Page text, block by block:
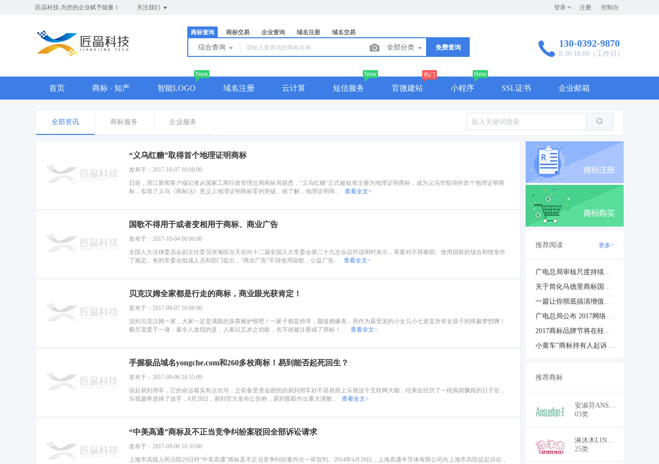
匠晶科技-为您的企业赋予能量！ 关注我们 登录 注册 控制台
商标查询 商标交易 企业查询 域名注册 域名交易
综合查询 全部分类 免费查询 130-0392-9870
8:30-18:00（工作日）
首页 商标 · 知产 智能LOGO
New
域名注册 云计算 短信服务
New
官微建站
热门
小程序
New
SSL证书 企业邮箱
全部资讯 商标服务 企业服务
“义乌红糖”取得首个地理证明商标
发布于：2017-10-07 10:08:00
日前，浙江新闻客户端记者从国家工商行政管理总局商标局获悉，“义乌红糖”正式被核准注册为地理证明商标，成为义乌市取得的首个地理证明商
标，实现了义乌《商标法》意义上地理证明商标零的突破。据了解，地理证明商...
查看全文>
国歌不得用于或者变相用于商标、商业广告
发布于：2017-10-04 00:00:00
全国人大法律委员会副主任委员张海阳当天在向十二届全国人大常委会第二十九次会议作说明时表示，草案对不得奏唱、使用国歌的场合和情形作
了规定。有的常委会组成人员和部门提出，“商业广告”不得使用国歌，公益广告...
查看全文>
贝克汉姆全家都是行走的商标，商业眼光获肯定！
发布于：2017-09-07 10:08:00
说到贝克汉姆一家，大家一定是满眼的羡慕嫉妒恨吧！一家子都是帅哥，颜值都爆表，而作为最受宠的小女儿小七更是所有女孩子的终极梦想啊！
极尽宠爱于一身，最令人发指的是，人家以五岁之幼龄，名字就被注册成了商标！...
查看全文>
手握极品域名yongche.com和260多枚商标！易到能否起死回生？
发布于：2017-09-06 18:55:09
说起易到用车，它的命运着实有点坎坷，之前备受资金困扰的易到用车好不容易搭上乐视这个互联网大咖，结果在经历了一段风雨飘摇的日子后，
乐视最终选择了放手，6月28日，易到官方发布公告称，易到股权作出重大调整...
查看全文>
“中美高通”商标及不正当竞争纠纷案驳回全部诉讼请求
发布于：2017-09-06 16:33:06
上海市高级人民法院29日对“中美高通”商标及不正当竞争纠纷案作出一审宣判。2014年4月28日，上海高通半导体有限公司向上海市高院提起诉讼，
推荐阅读 更多>
广电总局审核尺度持续加紧，影视创作的红线到底在哪？
关于简化马德里商标国际注册申请材料和手续的通知
一篇让你彻底搞清增值电信业务许可证
广电总局公布 2017网络视听节目专项资金扶持项目
2017商标品牌节将在桂林举办
小黄车”商标持有人起诉ofo侵权：索赔300万元
推荐商标
安淑芬ANSUEFON
03类
￥25,500
淋沐木LINMUMU
25类
￥22,500